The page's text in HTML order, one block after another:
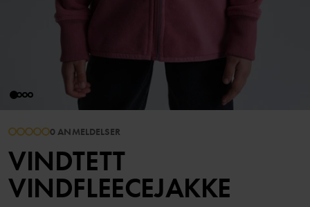
0 ANMELDELSER
VINDTETT
VINDFLEECEJAKKE